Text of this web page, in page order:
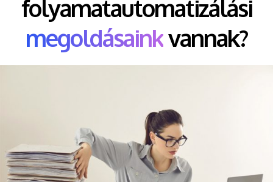
folyamatautomatizálási
megoldásainkvannak?